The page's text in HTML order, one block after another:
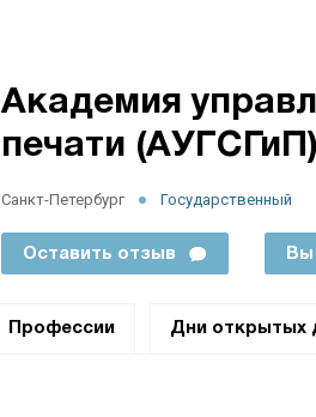
Академия
печати (АУГСГиП)
Санкт-Петербург Государственный
Оставить отзыв Вы
Профессии Дни открытых